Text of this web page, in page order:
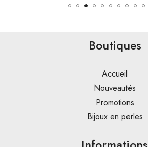
Boutiques
Accueil
Nouveautés
Promotions
Bijoux en perles